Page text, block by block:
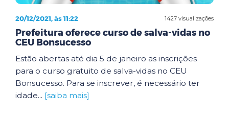
1427 visualizações
20/12/2021, às 11:22
Prefeitura oferece curso de salva-vidas no
CEU Bonsucesso
Estão abertas até dia 5 de janeiro as inscrições
para o curso gratuito de salva-vidas no CEU
Bonsucesso. Para se inscrever, é necessário ter
idade... [saiba mais]